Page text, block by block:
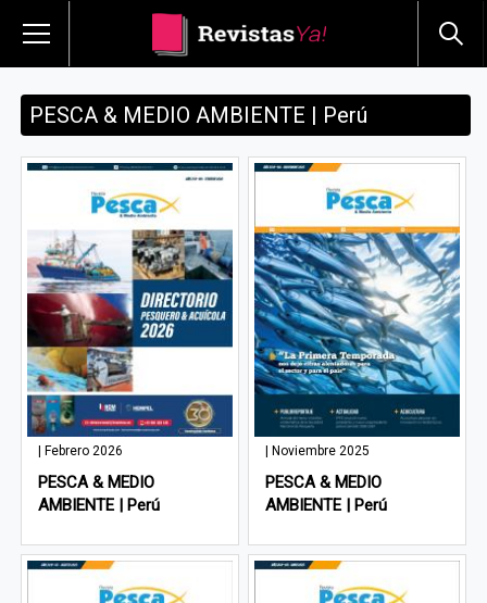
PESCA & MEDIO AMBIENTE | Perú
| Febrero 2026
PESCA & MEDIO
AMBIENTE | Perú
| Noviembre 2025
PESCA & MEDIO
AMBIENTE | Perú